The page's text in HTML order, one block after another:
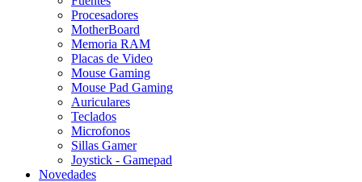
Procesadores
MotherBoard
Memoria RAM
Placas de Video
Mouse Gaming
Mouse Pad Gaming
Auriculares
Teclados
Microfonos
Sillas Gamer
Joystick - Gamepad
Novedades